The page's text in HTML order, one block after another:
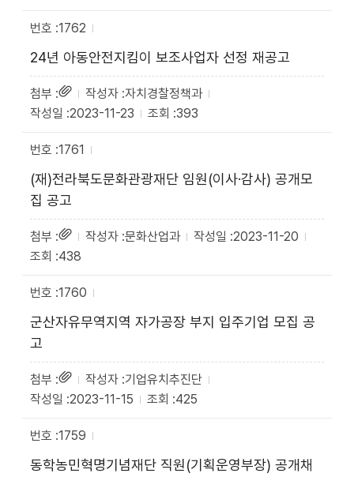
1762
24년 아동안전지킴이 보조사업자 선정 재공고
자치경찰정책과
2023-11-23
393
1761
(재)전라북도문화관광재단 임원(이사·감사) 공개모
집 공고
문화산업과
2023-11-20
438
1760
군산자유무역지역 자가공장 부지 입주기업 모집 공
고
기업유치추진단
2023-11-15
425
1759
동학농민혁명기념재단 직원(기획운영부장) 공개채